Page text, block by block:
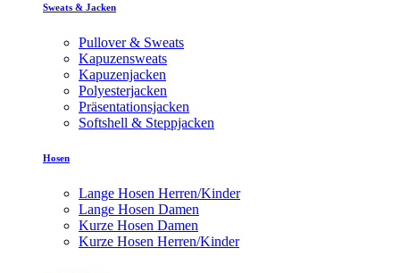
Sweats & Jacken
Pullover & Sweats
Kapuzensweats
Kapuzenjacken
Polyesterjacken
Präsentationsjacken
Softshell & Steppjacken
Hosen
Lange Hosen Herren/Kinder
Lange Hosen Damen
Kurze Hosen Damen
Kurze Hosen Herren/Kinder